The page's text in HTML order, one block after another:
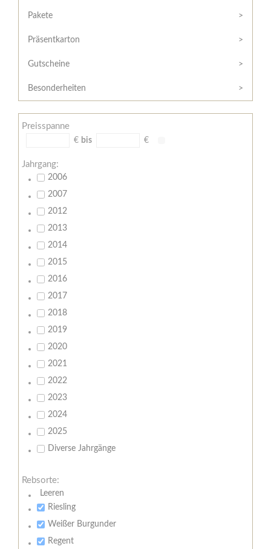
/
Widerrufsformular
AGB
Zahlungsbedingungen
Meine
Pakete
Präsentkarton
Gutscheine
Besonderheiten
Preisspanne
€ bis €
Jahrgang:
2006
2007
2012
2013
2014
2015
2016
2017
2018
2019
2020
2021
2022
2023
2024
2025
Diverse Jahrgänge
Rebsorte:
Leeren
Riesling
Weißer Burgunder
Regent